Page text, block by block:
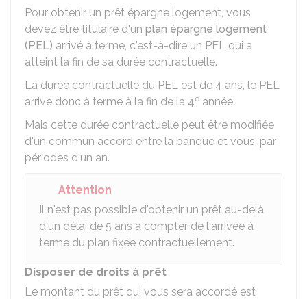
Pour obtenir un prêt épargne logement, vous
devez être titulaire d'un plan épargne logement
(PEL) arrivé à terme, c'est-à-dire un PEL qui a
atteint la fin de sa durée contractuelle.
La durée contractuelle du PEL est de 4 ans, le PEL
arrive donc à terme à la fin de la 4e année.
Mais cette durée contractuelle peut être modifiée
d'un commun accord entre la banque et vous, par
périodes d'un an.
Attention
Il n'est pas possible d'obtenir un prêt au-delà
d'un délai de 5 ans à compter de l'arrivée à
terme du plan fixée contractuellement.
Disposer de droits à prêt
Le montant du prêt qui vous sera accordé est